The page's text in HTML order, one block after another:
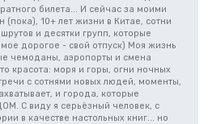
билета... И сейчас за моими
(пока), 10+ лет жизни в Китае, сотни
и десятки групп, которые
дорогое - свой отпуск) Моя жизнь
чемоданы, аэропорты и смена
красота: моря и горы, огни ночных
с сотнями новых людей, моменты,
и города, которые
С виду я серьёзный человек, с
в качестве настольных книг... но